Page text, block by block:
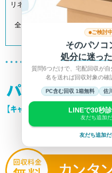
リネットジャパンは「小型家電
定事業者
全国700以上の自治体とも連携
す
ご検討
そのパソコ
処分に迷っ
質問6つだけで、宅配回収が
名を送れば回収対象の確
PC含む回収 1箱無料 佐
LINEで30秒
友だち追加
友だち追加